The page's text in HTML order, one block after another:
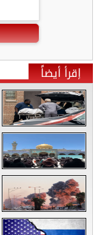
إقرأ أيضاً